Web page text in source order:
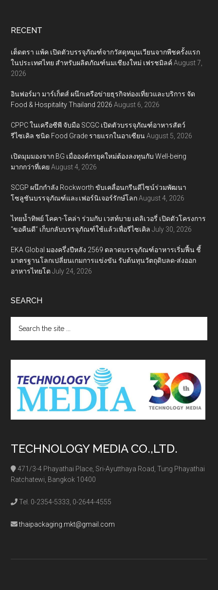
RECENT
เต็ดตรา แพ้ค เปิดตัวบรรจุภัณฑ์จากวัสดุหมุนเวียนจากพืชครั้งแรก
ในประเทศไทย สำหรับผลิตภัณฑ์นมเชียงใหม่ เฟรชมิลค์ August 7,
2026
อินฟอร์มา มาร์เก็ตส์ ผนึกเครือข่ายธุรกิจท่องเที่ยวและบริการ จัด
Food & Hospitality Thailand 2026 August 6, 2026
CPPC ในเครือซีพี จับมือ SCGC เปิดตัวบรรจุภัณฑ์อาหารสัตว์
รีไซเคิล ชนิด Food Grade รายแรกในอาเซียน August 5, 2026
เปิดมุมมองจาก BG เมื่อองค์กรยุคใหม่ต้องลงทุนกับ Well-being
มากกว่าที่เคย August 4, 2026
SCGP ผนึกกำลัง Rockworth ขับเคลื่อนกรีนดีไซน์ร่วมพัฒนา
โซลูชันบรรจุภัณฑ์และเฟอร์นิเจอร์รักษ์โลก August 4, 2026
ไทยน้ำทิพย์ โคคา-โคล่า ร่วมกับ เวสท์บาย เดลิเวอรี่ เปิดตัวโครงการ
“ขอคืนดี” เก็บกลับบรรจุภัณฑ์ใช้แล้วเพื่อรีไซเคิล July 30, 2026
EKA Global มองครึ่งปีหลัง 2569 ตลาดบรรจุภัณฑ์อาหารเริ่มฟื้น ชี้
มาตรฐานโลกเปลี่ยนเกมการแข่งขัน รับต้นทุนวัตถุดิบลด-ส่งออก
อาหารไทยโต July 24, 2026
SEARCH
the
TECHNOLOGY MEDIA CO.,LTD.
471/3-4 Phayathai Place, Sri-Ayutthaya Road, Tung Phayathai
Ratchatewi, Bangkok 10400
Tel. 0-2354-5333, 0-2644-4555
thaipackaging.mkt@gmail.com